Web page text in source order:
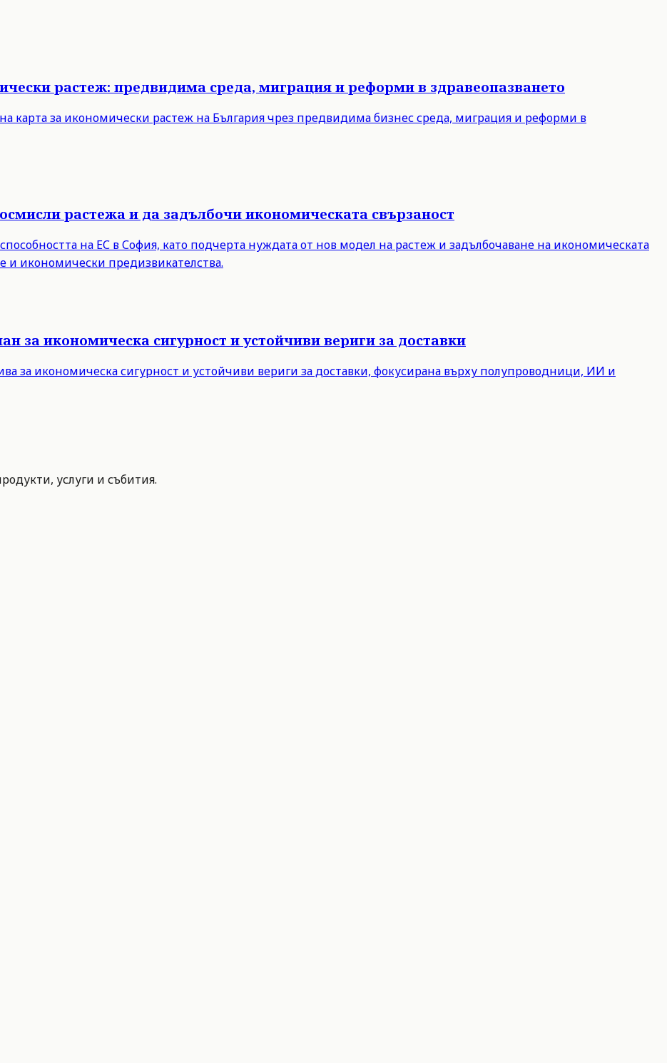
растеж: предвидима среда, миграция и реформи в здравеопазването
карта за икономически растеж на България чрез предвидима бизнес среда, миграция и реформи в
растежа и да задълбочи икономическата свързаност
на ЕС в София, като подчерта нуждата от нов модел на растеж и задълбочаване на икономическата
и икономически предизвикателства.
за икономическа сигурност и устойчиви вериги за доставки
за икономическа сигурност и устойчиви вериги за доставки, фокусирана върху полупроводници, ИИ и
услуги и събития.